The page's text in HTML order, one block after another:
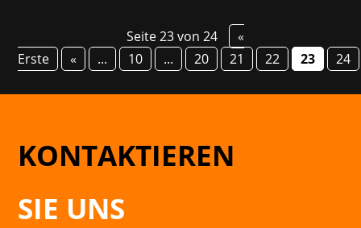
Seite 23 von 24
«
Erste
« ... 10 ... 20 21 22 23 24
KONTAKTIEREN
SIE UNS